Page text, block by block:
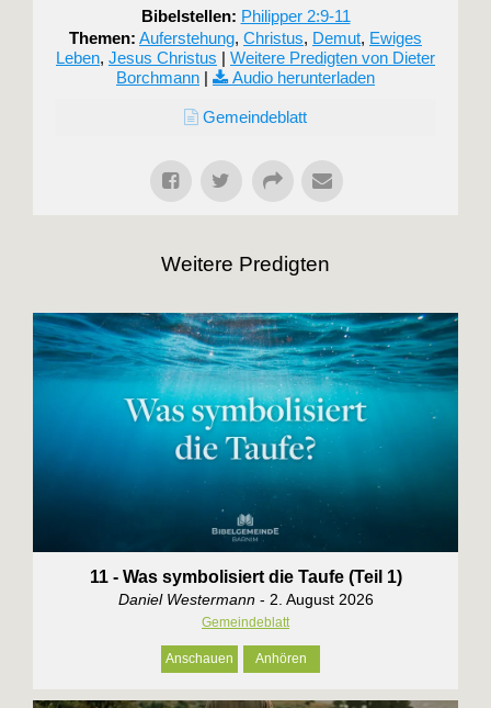
Bibelstellen: Philipper 2:9-11
Themen: Auferstehung, Christus, Demut, Ewiges
Leben, Jesus Christus | Weitere Predigten von Dieter
Borchmann | Audio herunterladen
Gemeindeblatt
Weitere Predigten
11 - Was symbolisiert die Taufe (Teil 1)
Daniel Westermann- 2. August 2026
Gemeindeblatt
Anschauen Anhören